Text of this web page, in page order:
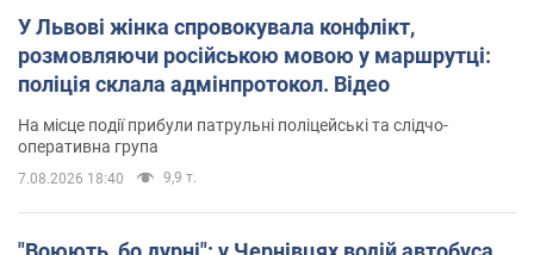
У Львові жінка спровокувала конфлікт,
розмовляючи російською мовою у маршрутці:
поліція склала адмінпротокол. Відео
На місце події прибули патрульні поліцейські та слідчо-
оперативна група
7.08.2026 18:40 9,9 т.